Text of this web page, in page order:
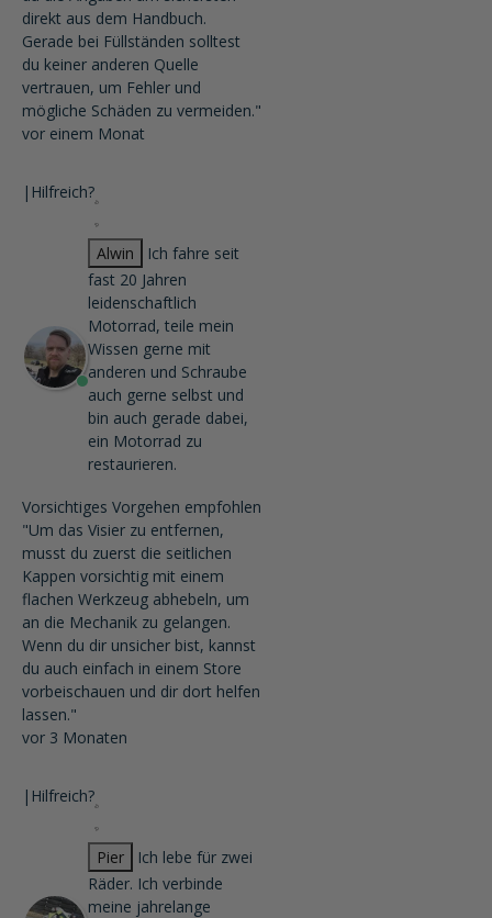
direkt aus dem Handbuch.
Gerade bei Füllständen solltest
du keiner anderen Quelle
vertrauen, um Fehler und
mögliche Schäden zu vermeiden."
vor einem Monat
| Hilfreich?
Alwin
Ich fahre seit
fast 20 Jahren
leidenschaftlich
Motorrad, teile mein
Wissen gerne mit
anderen und Schraube
auch gerne selbst und
bin auch gerade dabei,
ein Motorrad zu
restaurieren.
Vorsichtiges Vorgehen empfohlen
"Um das Visier zu entfernen,
musst du zuerst die seitlichen
Kappen vorsichtig mit einem
flachen Werkzeug abhebeln, um
an die Mechanik zu gelangen.
Wenn du dir unsicher bist, kannst
du auch einfach in einem Store
vorbeischauen und dir dort helfen
lassen."
vor 3 Monaten
| Hilfreich?
Pier
Ich lebe für zwei
Räder. Ich verbinde
meine jahrelange